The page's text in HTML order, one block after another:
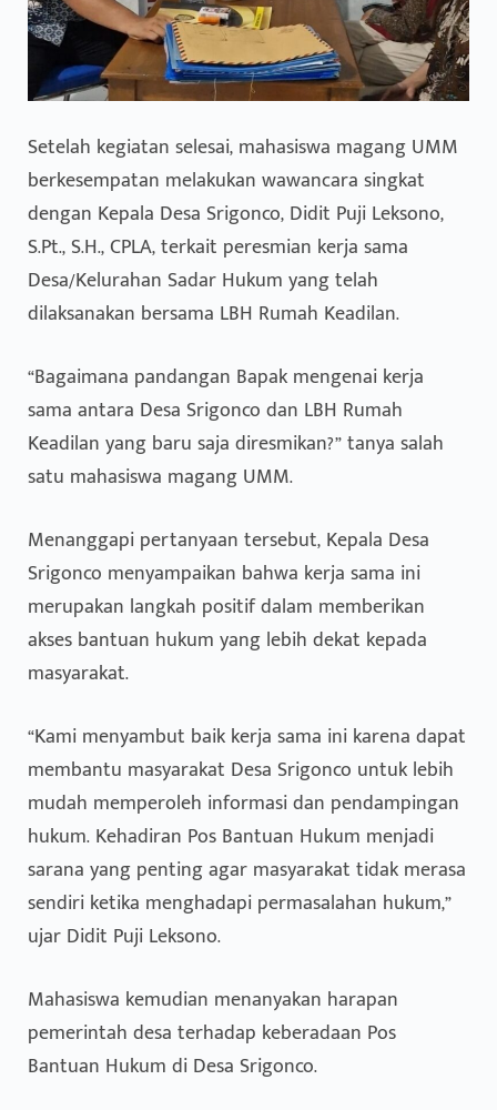
Setelah kegiatan selesai, mahasiswa magang UMM
berkesempatan melakukan wawancara singkat
dengan Kepala Desa Srigonco, Didit Puji Leksono,
S.Pt., S.H., CPLA, terkait peresmian kerja sama
Desa/Kelurahan Sadar Hukum yang telah
dilaksanakan bersama LBH Rumah Keadilan.
“Bagaimana pandangan Bapak mengenai kerja
sama antara Desa Srigonco dan LBH Rumah
Keadilan yang baru saja diresmikan?” tanya salah
satu mahasiswa magang UMM.
Menanggapi pertanyaan tersebut, Kepala Desa
Srigonco menyampaikan bahwa kerja sama ini
merupakan langkah positif dalam memberikan
akses bantuan hukum yang lebih dekat kepada
masyarakat.
“Kami menyambut baik kerja sama ini karena dapat
membantu masyarakat Desa Srigonco untuk lebih
mudah memperoleh informasi dan pendampingan
hukum. Kehadiran Pos Bantuan Hukum menjadi
sarana yang penting agar masyarakat tidak merasa
sendiri ketika menghadapi permasalahan hukum,”
ujar Didit Puji Leksono.
Mahasiswa kemudian menanyakan harapan
pemerintah desa terhadap keberadaan Pos
Bantuan Hukum di Desa Srigonco.